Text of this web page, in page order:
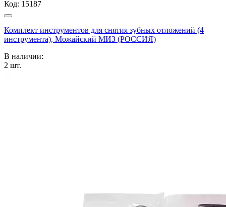
Код: 15187
Комплект инструментов для снятия зубных отложений (4
инструмента), Можайский МИЗ (РОССИЯ)
В наличии:
2 шт.